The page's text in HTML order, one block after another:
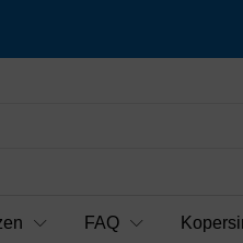
FAQ